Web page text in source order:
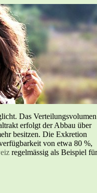
Das Verteilungsvolumen
erfolgt der Abbau über
besitzen. Die Exkretion
von etwa 80 %,
regelmässig als Beispiel für